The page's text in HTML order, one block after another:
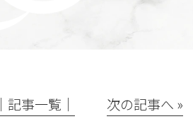
│記事一覧│ 次の記事へ »